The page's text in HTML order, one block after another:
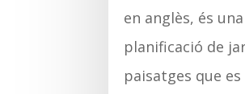
en anglès, és
planificació de
paisatges que